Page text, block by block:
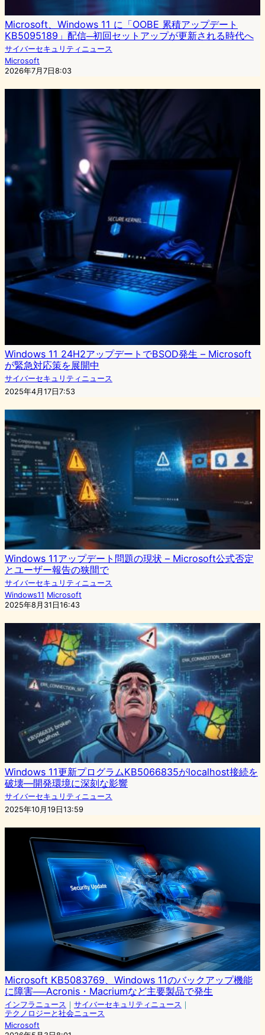
Microsoft、Windows 11 に「OOBE 累積アップデート
KB5095189」配信─初回セットアップが更新される時代へ
サイバーセキュリティニュース
Microsoft
2026年7月7日8:03
Windows 11 24H2アップデートでBSOD発生 – Microsoft
が緊急対応策を展開中
サイバーセキュリティニュース
2025年4月17日7:53
Windows 11アップデート問題の現状 – Microsoft公式否定
とユーザー報告の狭間で
サイバーセキュリティニュース
Windows11 Microsoft
2025年8月31日16:43
Windows 11更新プログラムKB5066835がlocalhost接続を
破壊―開発環境に深刻な影響
サイバーセキュリティニュース
2025年10月19日13:59
Microsoft KB5083769、Windows 11のバックアップ機能
に障害──Acronis・Macriumなど主要製品で発生
インフラニュース ｜ サイバーセキュリティニュース ｜
テクノロジーと社会ニュース
Microsoft